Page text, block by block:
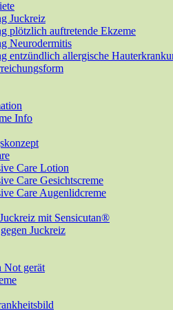
Juckreiz
plötzlich auftretende Ekzeme
Neurodermitis
entzündlich allergische
Info
Care Lotion
Care Gesichtscreme
Care Augenlidcreme
mit Sensicutan®
Juckreiz
Not gerät